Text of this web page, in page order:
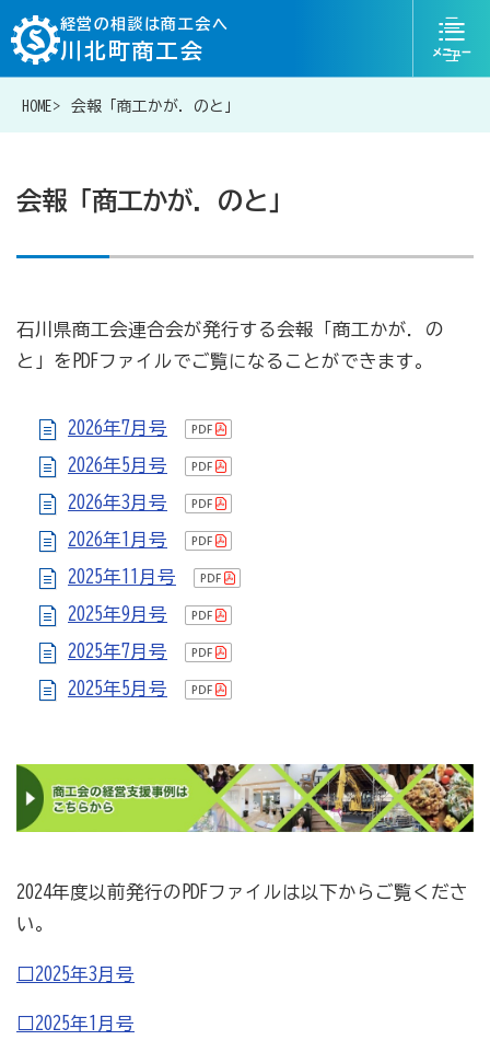
経営の相談は商工会へ
川北町商工会
ニ
ュ
HOME 会報「商工かが．のと」
会報「商工かが．のと」
石川県商工会連合会が発行する会報「商工かが．の
と」をPDFファイルでご覧になることができます。
2026年7月号
2026年5月号
2026年3月号
2026年1月号
2025年11月号
2025年9月号
2025年7月号
2025年5月号
2024年度以前発行のPDFファイルは以下からご覧くださ
い。
□2025年3月号
□2025年1月号
お問い合わせ
補助金・助成金一覧
商工会の共済・保険
貯蓄共済）
死亡保険金(最高6千万円)の掛捨共済・福祉共済「生
命」保障
用共済）
従業員の退職金共済制度
取引先の破たんによる連鎖倒産を防ぐ（中小企業倒産防
度）